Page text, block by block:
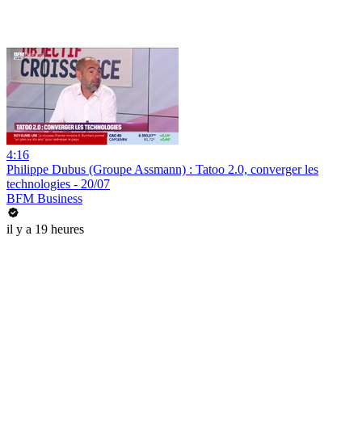
4:16
Philippe Dubus (Groupe Assmann) : Tatoo 2.0, converger les
technologies - 20/07
BFM Business
il y a 19 heures